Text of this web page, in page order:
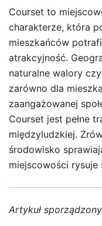
Courset to
charakterze, która
mieszkańców
atrakcyjność.
naturalne walory
zarówno dla
zaangażowanej
Courset jest pełne
międzyludzkiej.
środowisko
miejscowości rysuje
Artykuł